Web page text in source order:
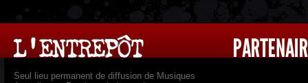
Seul lieu permanent de diffusion de Musiques